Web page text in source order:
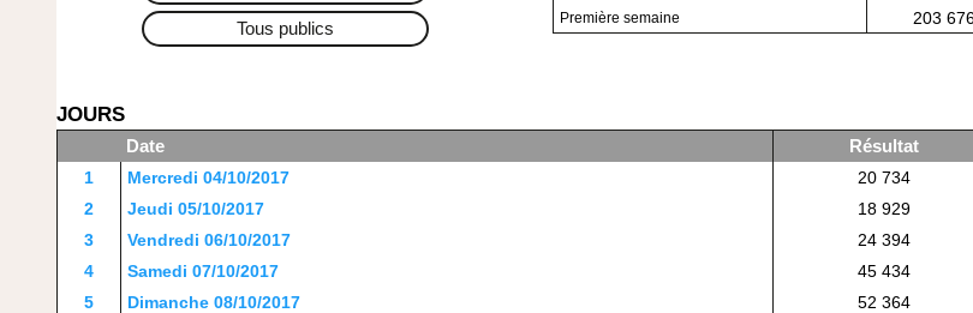
Tous publics
Première semaine
203
JOURS
Date Résultat
1
Mercredi 04/10/2017 20 734
2
Jeudi 05/10/2017 18 929
3
Vendredi 06/10/2017 24 394
4
Samedi 07/10/2017 45 434
5
Dimanche 08/10/2017 52 364